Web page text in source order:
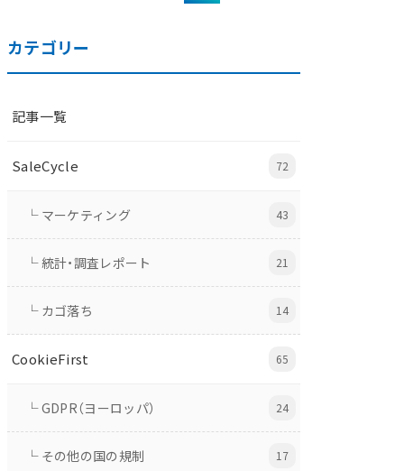
カテゴリー
記事一覧
SaleCycle 72
└ マーケティング 43
└ 統計・調査レポート 21
└ カゴ落ち 14
CookieFirst 65
└ GDPR（ヨーロッパ） 24
└ その他の国の規制 17